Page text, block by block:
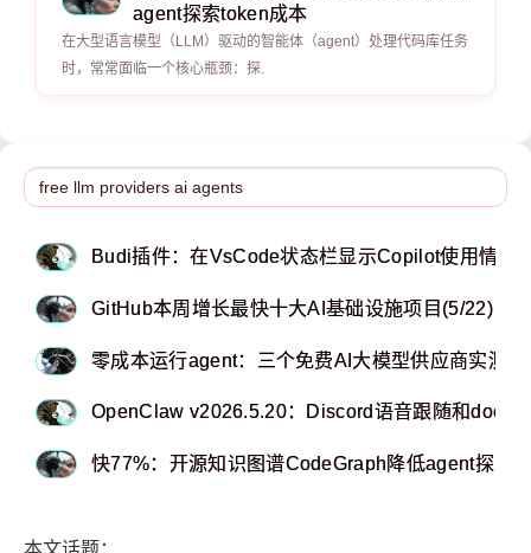
agent探索token成本
在大型语言模型（LLM）驱动的智能体（agent）处理代码库任务
时，常常面临一个核心瓶颈：探.
Budi插件：在VsCode状态栏显示Copilot使用情况
GitHub本周增长最快十大AI基础设施项目(5/22)
零成本运行agent：三个免费AI大模型供应商实测推
OpenClaw v2026.5.20：Discord语音跟随和doctor
快77%：开源知识图谱CodeGraph降低agent探索